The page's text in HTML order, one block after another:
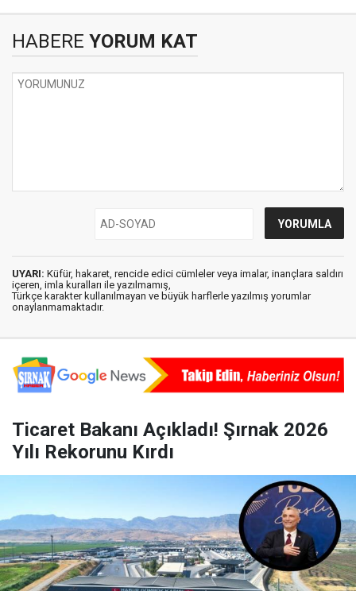
HABERE YORUM KAT
UYARI: Küfür, hakaret, rencide edici cümleler veya imalar, inançlara saldırı
içeren, imla kuralları ile yazılmamış,
Türkçe karakter kullanılmayan ve büyük harflerle yazılmış yorumlar
onaylanmamaktadır.
Ticaret Bakanı Açıkladı! Şırnak 2026
Yılı Rekorunu Kırdı